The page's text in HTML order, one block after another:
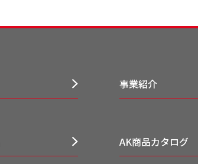
事業紹介
AK商品カタログ